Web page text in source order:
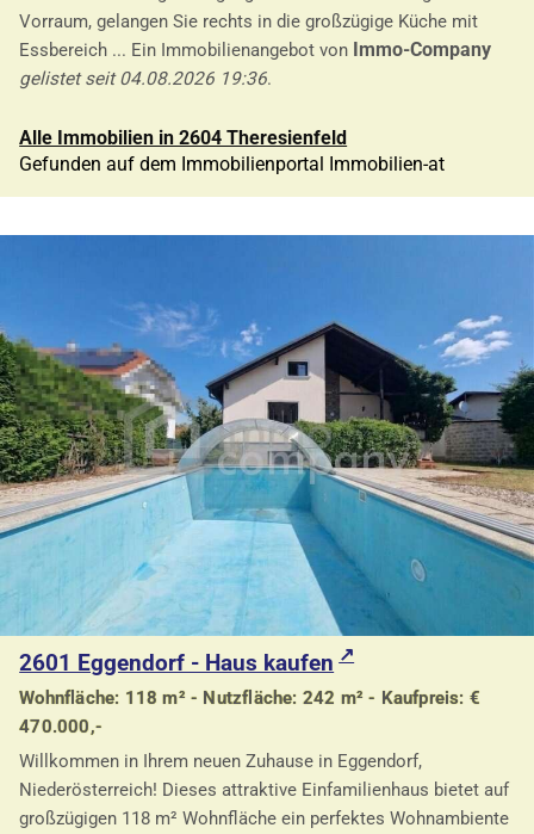
Vorraum, gelangen Sie rechts in die großzügige Küche mit
Essbereich ... Ein Immobilienangebot von Immo-Company
gelistet seit 04.08.2026 19:36.
Alle Immobilien in 2604 Theresienfeld
Gefunden auf dem Immobilienportal Immobilien-at
2601 Eggendorf - Haus kaufen
Wohnfläche: 118 m² - Nutzfläche: 242 m² - Kaufpreis: €
470.000,-
Willkommen in Ihrem neuen Zuhause in Eggendorf,
Niederösterreich! Dieses attraktive Einfamilienhaus bietet auf
großzügigen 118 m² Wohnfläche ein perfektes Wohnambiente